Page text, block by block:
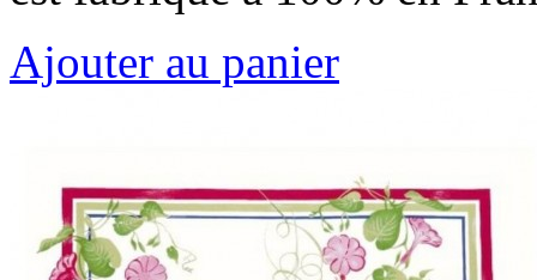
Ajouter au panier